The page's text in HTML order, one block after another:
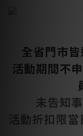
全省門市
活動期間不
未告知
活動折扣限